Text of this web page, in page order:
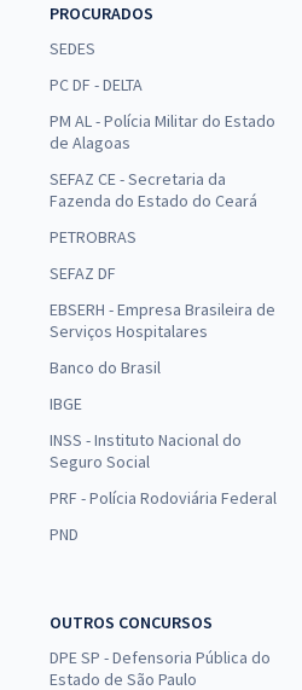
PROCURADOS
SEDES
PC DF - DELTA
PM AL - Polícia Militar do Estado
de Alagoas
SEFAZ CE - Secretaria da
Fazenda do Estado do Ceará
PETROBRAS
SEFAZ DF
EBSERH - Empresa Brasileira de
Serviços Hospitalares
Banco do Brasil
IBGE
INSS - Instituto Nacional do
Seguro Social
PRF - Polícia Rodoviária Federal
PND
OUTROS CONCURSOS
DPE SP - Defensoria Pública do
Estado de São Paulo